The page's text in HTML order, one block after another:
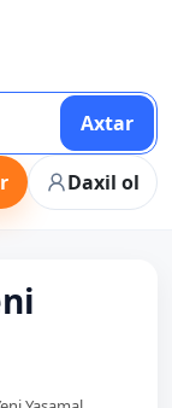
Axtar
Daxil ol